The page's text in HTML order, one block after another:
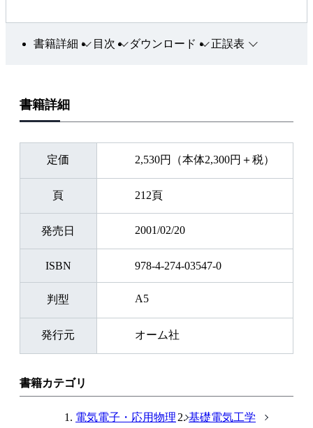
書籍詳細 目次 ダウンロード 正誤表
書籍詳細
定価 2,530円（本体2,300円＋税）
頁 212頁
発売日 2001/02/20
ISBN 978-4-274-03547-0
判型 A5
発行元 オーム社
書籍カテゴリ
電気電子・応用物理
基礎電気工学